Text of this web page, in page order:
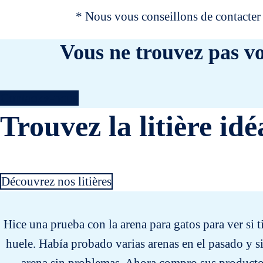
* Nous vous conseillons de
Vous ne trouvez pas
Trouvez la litière
Découvrez nos litières
Hice una prueba con la arena para gatos para ver
huele. Había probado varias arenas en el pasado